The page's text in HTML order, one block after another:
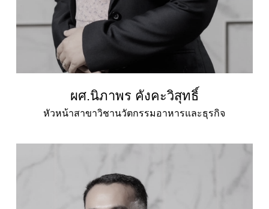
ผศ.นิภาพร คังคะวิสุทธิ์
หัวหน้าสาขาวิชานวัตกรรมอาหารและธุรกิจ